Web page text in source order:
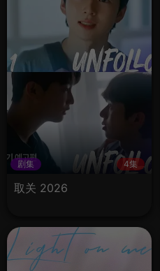
剧集 4集
取关 2026